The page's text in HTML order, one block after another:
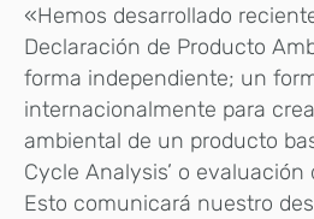
«Hemos desarrollado
Declaración de Producto
forma independiente; un
internacionalmente para
ambiental de un producto
Cycle Analysis’ o evaluación
Esto comunicará nuestro